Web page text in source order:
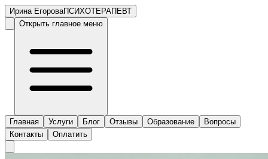
Ирина ЕгороваПСИХОТЕРАПЕВТ
Открыть главное меню
Главная Услуги Блог Отзывы Образование
Вопросы
Контакты
Оплатить